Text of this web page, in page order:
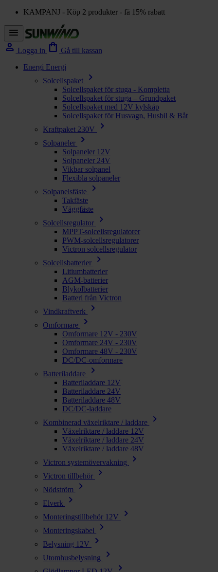
KAMPANJ - Köp 2 produkter - få 15% rabatt
menu
person Logga in shopping_bag Gå till kassan
Energi Energi
Solcellspaket
chevron_right
Solcellspaket för stuga - Kompletta
Solcellspaket för stuga – Grundpaket
Solcellspaket med 12V kylskåp
Solcellspaket för Husvagn, Husbil & Båt
Kraftpaket 230V
chevron_right
Solpaneler chevron_right
Solpaneler 12V
Solpaneler 24V
Vikbar solpanel
Flexibla solpaneler
Solpanelsfäste
chevron_right
Takfäste
Väggfäste
Solcellsregulator
chevron_right
MPPT-solcellsregulatorer
PWM-solcellsregulatorer
Victron solcellsregulator
Solcellsbatterier
chevron_right
Litiumbatterier
AGM-batterier
Blykolbatterier
Batteri från Victron
Vindkraftverk
chevron_right
Omformare chevron_right
Omformare 12V - 230V
Omformare 24V - 230V
Omformare 48V - 230V
DC/DC-omformare
Batteriladdare
chevron_right
Batteriladdare 12V
Batteriladdare 24V
Batteriladdare 48V
DC/DC-laddare
Kombinerad växelriktare / laddare
chevron_right
Växelriktare / laddare 12V
Växelriktare / laddare 24V
Växelriktare / laddare 48V
Victron systemövervakning
chevron_right
Victron tillbehör chevron_right
Nödström chevron_right
Elverk chevron_right
Monteringstillbehör 12V chevron_right
Monteringskabel chevron_right
Belysning 12V chevron_right
Utomhusbelysning chevron_right
chevron_right